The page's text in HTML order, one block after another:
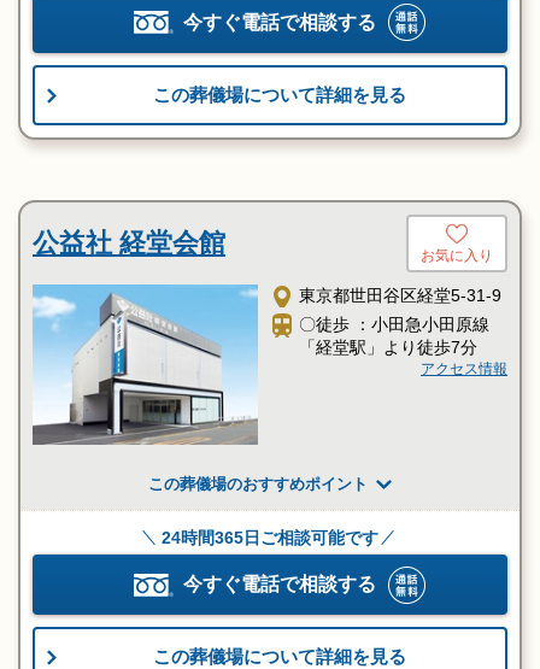
今すぐ電話で相談する
この葬儀場について詳細を見る
公益社 経堂会館 お気に入り
東京都世田谷区経堂5-31-9
〇徒歩 ：小田急小田原線
「経堂駅」より徒歩7分
アクセス情報
この葬儀場のおすすめポイント
24時間365日ご相談可能です
今すぐ電話で相談する
この葬儀場について詳細を見る